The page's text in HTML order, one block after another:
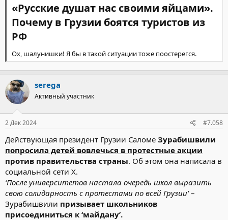
«Русские душат нас своими яйцами».
Почему в Грузии боятся туристов из
РФ​
Ох, шалунишки! Я бы в такой ситуации тоже поостерегся.
serega
Активный участник
2 Дек 2024 #7.058
Действующая президент Грузии Саломе Зурабишвили
попросила детей вовлечься в протестные акции
против правительства страны. Об этом она написала в
социальной сети X.
‘После университетов настала очередь школ выразить
свою солидарность с протестами по всей Грузии’–
Зурабишвили призывает школьников
присоединиться к ‘майдану’.